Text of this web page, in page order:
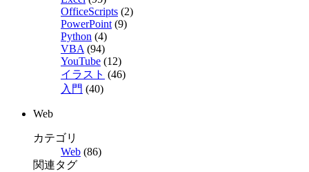
OfficeScripts (2)
PowerPoint (9)
Python (4)
VBA (94)
YouTube (12)
イラスト (46)
入門 (40)
Web
カテゴリ
Web (86)
関連タグ